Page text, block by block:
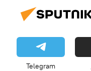
Telegram